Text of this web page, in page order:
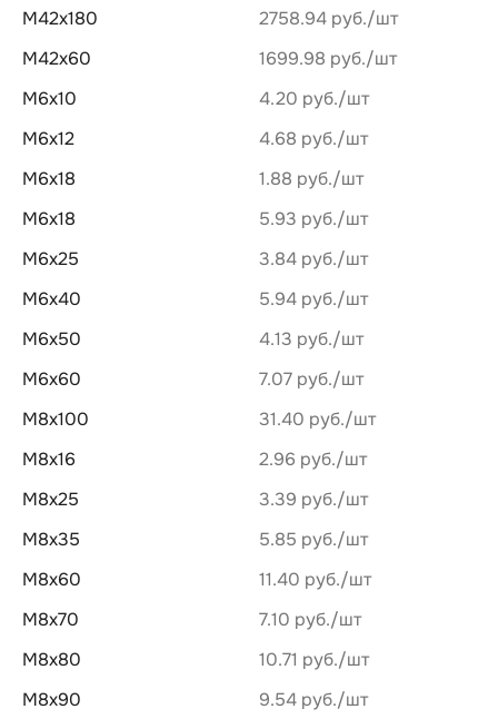
М42х180
2758.94 руб.
М42х60
1699.98 руб.
М6х10
4.20 руб.
М6х12
4.68 руб.
М6х18
1.88 руб.
М6х18
5.93 руб.
М6х25
3.84 руб.
М6х40
5.94 руб.
М6х50
4.13 руб.
М6х60
7.07 руб.
М8х100
31.40 руб.
М8х16
2.96 руб.
М8х25
3.39 руб.
М8х35
5.85 руб.
М8х60
11.40 руб.
М8х70
7.10 руб.
М8х80
10.71 руб.
М8х90
9.54 руб.